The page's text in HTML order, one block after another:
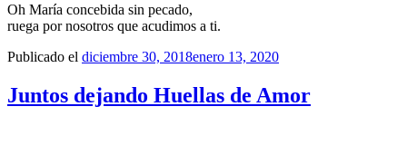
Oh María concebida sin pecado,
ruega por nosotros que acudimos a ti.
Publicado el diciembre 30, 2018enero 13, 2020
Juntos dejando Huellas de Amor